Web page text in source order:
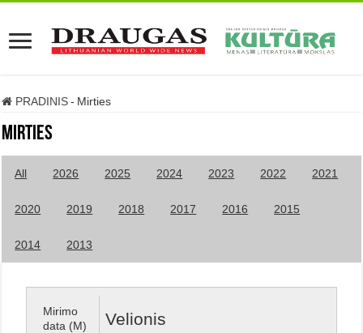
PRADINIS - Mirties
Mirties
All 2026 2025 2024 2023 2022 2021
2020 2019 2018 2017 2016 2015
2014 2013
Mirimo
data (M)
Velionis